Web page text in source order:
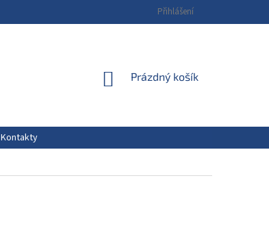
Přihlášení
NÁKUPNÍ
Prázdný košík
Kontakty